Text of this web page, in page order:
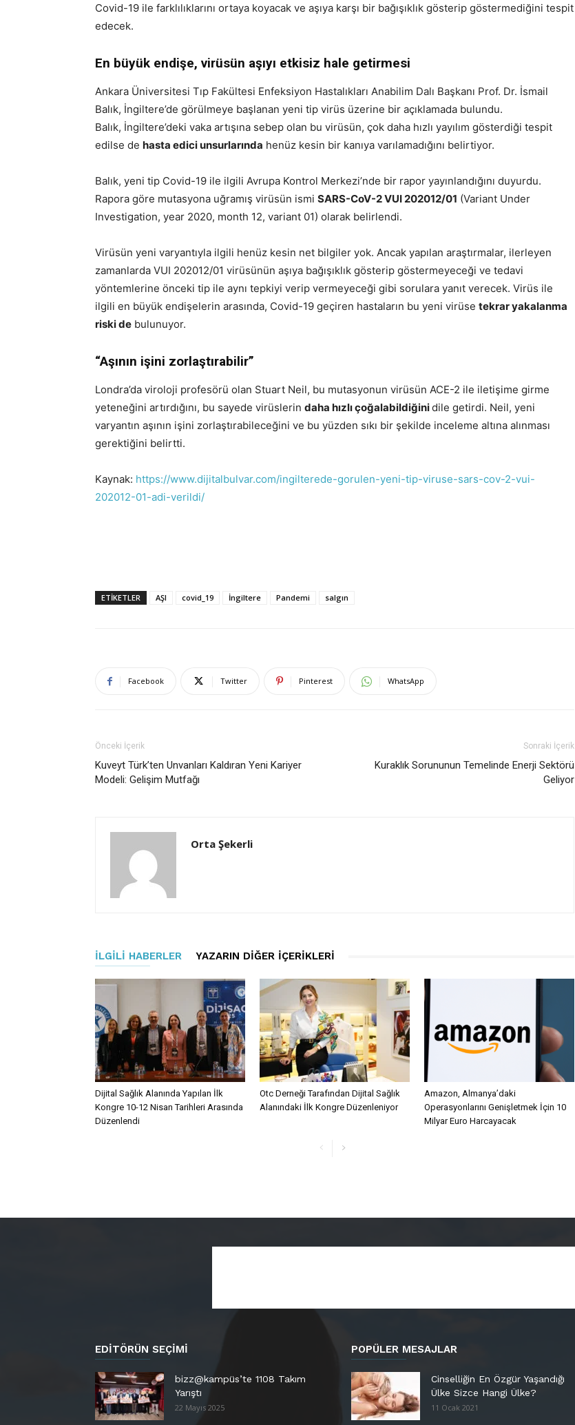
Covid-19 ile farklılıklarını ortaya koyacak ve aşıya karşı bir bağışıklık gösterip göstermediğini tespit
edecek.
En büyük endişe, virüsün aşıyı etkisiz hale getirmesi
Ankara Üniversitesi Tıp Fakültesi Enfeksiyon Hastalıkları Anabilim Dalı Başkanı Prof. Dr. İsmail
Balık, İngiltere’de görülmeye başlanan yeni tip virüs üzerine bir açıklamada bulundu.
Balık, İngiltere’deki vaka artışına sebep olan bu virüsün, çok daha hızlı yayılım gösterdiği tespit
edilse de hasta edici unsurlarında henüz kesin bir kanıya varılamadığını belirtiyor.
Balık, yeni tip Covid-19 ile ilgili Avrupa Kontrol Merkezi’nde bir rapor yayınlandığını duyurdu.
Rapora göre mutasyona uğramış virüsün ismi SARS-CoV-2 VUI 202012/01 (Variant Under
Investigation, year 2020, month 12, variant 01) olarak belirlendi.
Virüsün yeni varyantıyla ilgili henüz kesin net bilgiler yok. Ancak yapılan araştırmalar, ilerleyen
zamanlarda VUI 202012/01 virüsünün aşıya bağışıklık gösterip göstermeyeceği ve tedavi
yöntemlerine önceki tip ile aynı tepkiyi verip vermeyeceği gibi sorulara yanıt verecek. Virüs ile
ilgili en büyük endişelerin arasında, Covid-19 geçiren hastaların bu yeni virüse tekrar yakalanma
riski de bulunuyor.
“Aşının işini zorlaştırabilir”
Londra’da viroloji profesörü olan Stuart Neil, bu mutasyonun virüsün ACE-2 ile iletişime girme
yeteneğini artırdığını, bu sayede virüslerin daha hızlı çoğalabildiğinidile getirdi. Neil, yeni
varyantın aşının işini zorlaştırabileceğini ve bu yüzden sıkı bir şekilde inceleme altına alınması
gerektiğini belirtti.
Kaynak: https://www.dijitalbulvar.com/ingilterede-gorulen-yeni-tip-viruse-sars-cov-2-vui-
202012-01-adi-verildi/
ETIKETLER AŞI covid_19 İngiltere Pandemi salgın
Facebook Twitter Pinterest WhatsApp
Önceki İçerik
Kuveyt Türk’ten Unvanları Kaldıran Yeni Kariyer
Modeli: Gelişim Mutfağı
Sonraki İçerik
Kuraklık Sorununun Temelinde Enerji Sektörü
Geliyor
Orta Şekerli
İLGILI HABERLER YAZARIN DIĞER İÇERIKLERI
Dijital Sağlık Alanında Yapılan İlk
Kongre 10-12 Nisan Tarihleri Arasında
Düzenlendi
Otc Derneği Tarafından Dijital Sağlık
Alanındaki İlk Kongre Düzenleniyor
Amazon, Almanya’daki
Operasyonlarını Genişletmek İçin 10
Milyar Euro Harcayacak
EDITÖRÜN SEÇIMI
bizz@kampüs’te 1108 Takım
Yarıştı
22 Mayıs 2025
POPÜLER MESAJLAR
Cinselliğin En Özgür Yaşandığı
Ülke Sizce Hangi Ülke?
11 Ocak 2021